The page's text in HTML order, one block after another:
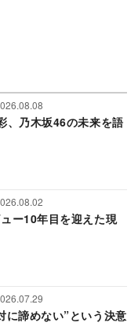
、乃木坂46の未来を語
ー10年目を迎えた現
に諦めない”という決意